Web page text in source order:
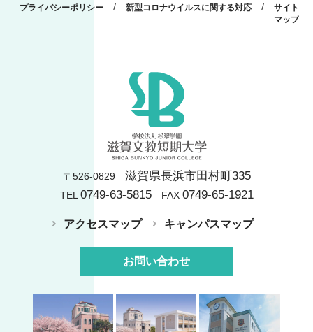
プライバシーポリシー / 新型コロナウイルスに関する対応 /
サイト
マップ
〒526-0829 滋賀県長浜市田村町335
TEL 0749-63-5815FAX 0749-65-1921
アクセスマップ キャンパスマップ
お問い合わせ